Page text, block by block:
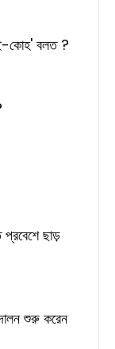
কোহ' বলত ?
ছাড়
শুরু করেন